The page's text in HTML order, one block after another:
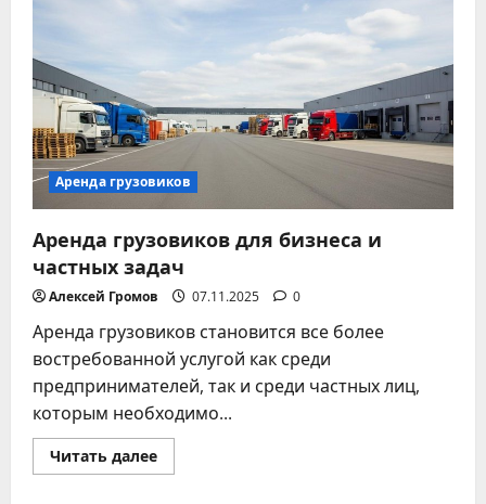
перевозки
грузов
России
Аренда грузовиков
Аренда грузовиков для бизнеса и
частных задач
Алексей Громов 07.11.2025 0
Аренда грузовиков становится все более
востребованной услугой как среди
предпринимателей, так и среди частных лиц,
которым необходимо...
Читать далееПрочитать
больше